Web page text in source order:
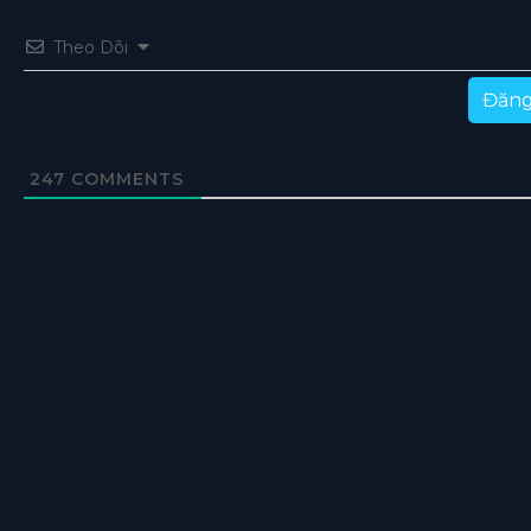
Theo Dõi
247 COMMENTS